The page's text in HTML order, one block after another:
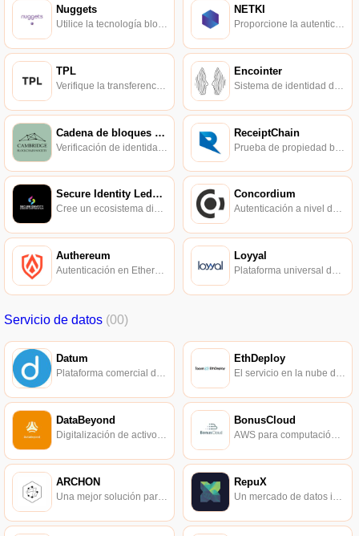
Nuggets
Utilice la tecnología blockchain para crear una experiencia de pago de comercio electrónico segura y sin inconvenientes.
NETKI
Proporcione la autenticación más completa utilizando los estándares de identidad establecidos.
TPL
Verifique la transferencia del token.
Encointer
Sistema de identidad descentralizado y auto-soberano.
Cadena de bloques de Cambridge ReceiptChain
Secure Identity Ledger
Cree un ecosistema distribuido confiable.
Concordium
Autenticación a nivel de protocolo con pruebas de conocimiento cero.
Authereum
Autenticación en Ethereum.
Loyyal
Plataforma universal de recompensas por lealtad basada en blockchain y tecnología de contratos inteligentes.
Servicio de datos (00)
Datum
Plataforma comercial de almacenamiento de datos descentralizada de alta eficiencia.
EthDeploy
El servicio en la nube de Ethereum, cadenas laterales escalables creadas para DApps.
DataBeyond
Digitalización de activos digitales.
BonusCloud
AWS para computación en la nube descentralizada.
ARCHON
Una mejor solución para el almacenamiento en la nube descentralizado.
RepuX
Un mercado de datos impulsado por blockchain.